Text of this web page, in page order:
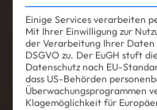
Einige Services verarbeiten
Mit Ihrer Einwilligung zur
der Verarbeitung Ihrer Daten
DSGVO zu. Der EuGH stuft
Datenschutz nach EU-
dass US-Behörden
Überwachungsprogrammen
Klagemöglichkeit für